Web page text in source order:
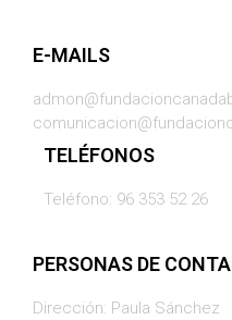
E-MAILS
TELÉFONOS
Teléfono: 96 353 52 26
PERSONAS DE
Dirección: Paula Sánchez